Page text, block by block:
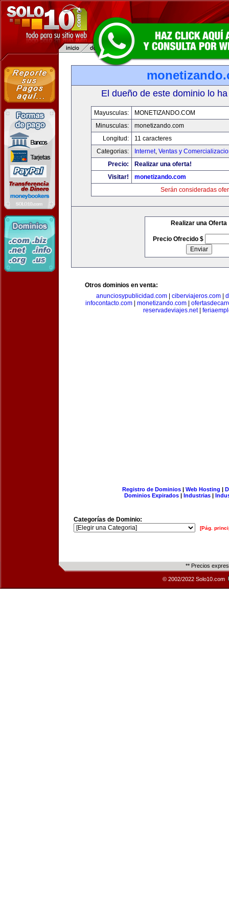
El dueño de este dominio lo
Mayusculas:
MONETIZANDO.COM
Minusculas:
monetizando.com
Longitud:
11 caracteres
Categorias:
Internet, Ventas y
Precio:
Realizar una oferta!
Visitar!
monetizando.com
Serán consideradas
Realizar una Oferta
Precio Ofrecido $
Otros dominios en venta:
anunciosypublicidad.com| ciberviajeros.com|
infocontacto.com
monetizando.com
reservadeviajes.net|
Registro de Dominios| Web Hosting |
Dominios Expirados | Industrias |
Categorías de Dominio:
[Pág.
** Precios
© 2002/2022 Solo10.com